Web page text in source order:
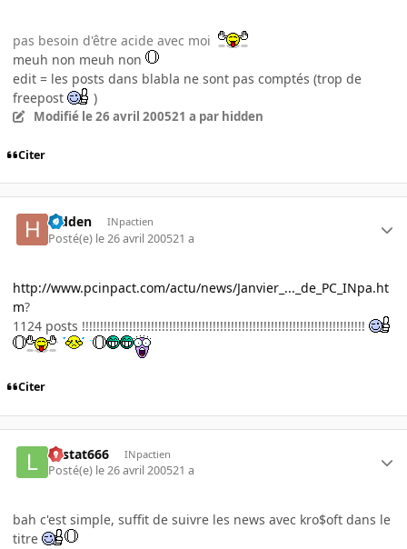
pas besoin d'être acide avec moi
meuh non meuh non
edit = les posts dans blabla ne sont pas comptés (trop de
freepost
)
Modifié le 26 avril 200521 a par hidden
Citer
hidden INpactien
Posté(e) le 26 avril 200521 a
http://www.pcinpact.com/actu/news/Janvier_..._de_PC_INpa.ht
m?
1124 posts !!!!!!!!!!!!!!!!!!!!!!!!!!!!!!!!!!!!!!!!!!!!!!!!!!!!!!!!!!!!!!!!!!!!!!!!!!!!!!
Citer
Lestat666 INpactien
Posté(e) le 26 avril 200521 a
bah c'est simple, suffit de suivre les news avec kro$oft dans le
titre